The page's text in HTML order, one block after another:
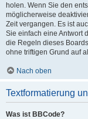
holen. Wenn Sie den
möglicherweise
Zeit vergangen. Es ist
Sie einfach eine Antwort
die Regeln dieses
ohne triftigen Grund auf
Nach oben
Textformatierung
Was ist BBCode?